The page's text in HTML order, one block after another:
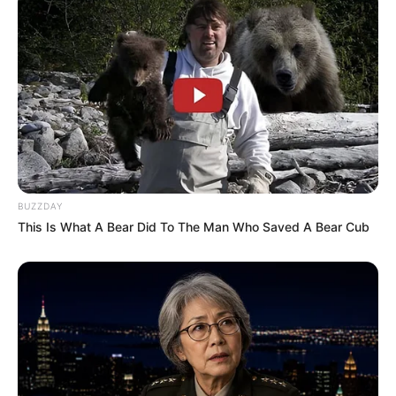
Hier folgen dieschönsten Ausflugsziele und
Sehenswürdigkeiten in Deutschland, diebeliebtesten
Reiseziele und dieschönsten Urlaubsregionen.
BUZZDAY
This Is What A Bear Did To The Man Who Saved A Bear Cub